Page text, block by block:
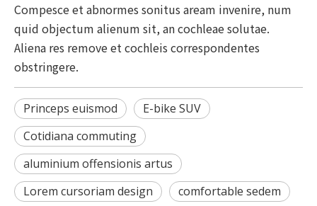
Compesce et abnormes sonitus aream invenire, num
quid objectum alienum sit, an cochleae solutae.
Aliena res remove et cochleis correspondentes
obstringere.
Princeps euismod
E-bike SUV
Cotidiana commuting
aluminium offensionis artus
Lorem cursoriam design
comfortable sedem